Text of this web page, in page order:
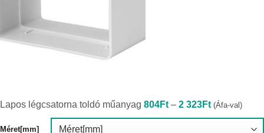
Lapos légcsatorna toldó műanyag 804Ft – 2 323FtÁrtartomány:
804Ft
-
(Áfa-val)
Méret[mm]